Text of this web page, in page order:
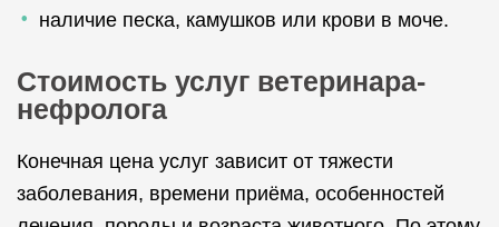
наличие песка, камушков или крови в моче.
Стоимость услуг ветеринара-
нефролога
Конечная цена услуг зависит от тяжести
заболевания, времени приёма, особенностей